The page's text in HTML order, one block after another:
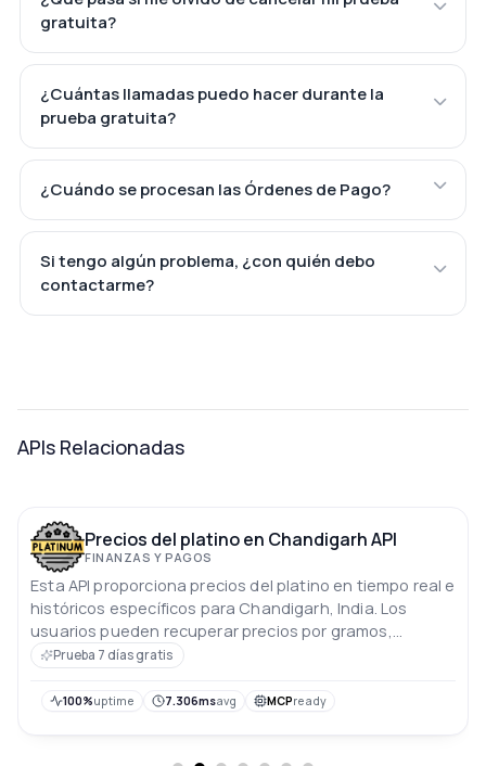
gratuita?
¿Cuántas llamadas puedo hacer durante la
prueba gratuita?
¿Cuándo se procesan las Órdenes de Pago?
Si tengo algún problema, ¿con quién debo
contactarme?
APIs Relacionadas
Precios del platino en Chandigarh API
FINANZAS Y PAGOS
Esta API proporciona precios del platino en tiempo real e
históricos específicos para Chandigarh, India. Los
usuarios pueden recuperar precios por gramos,
acceder a las tarifas actuales y del día anterior, y
10 días. Los precios están en rupias indias.
Prueba 7 días gratis
100%uptime 7.306msavg MCPready